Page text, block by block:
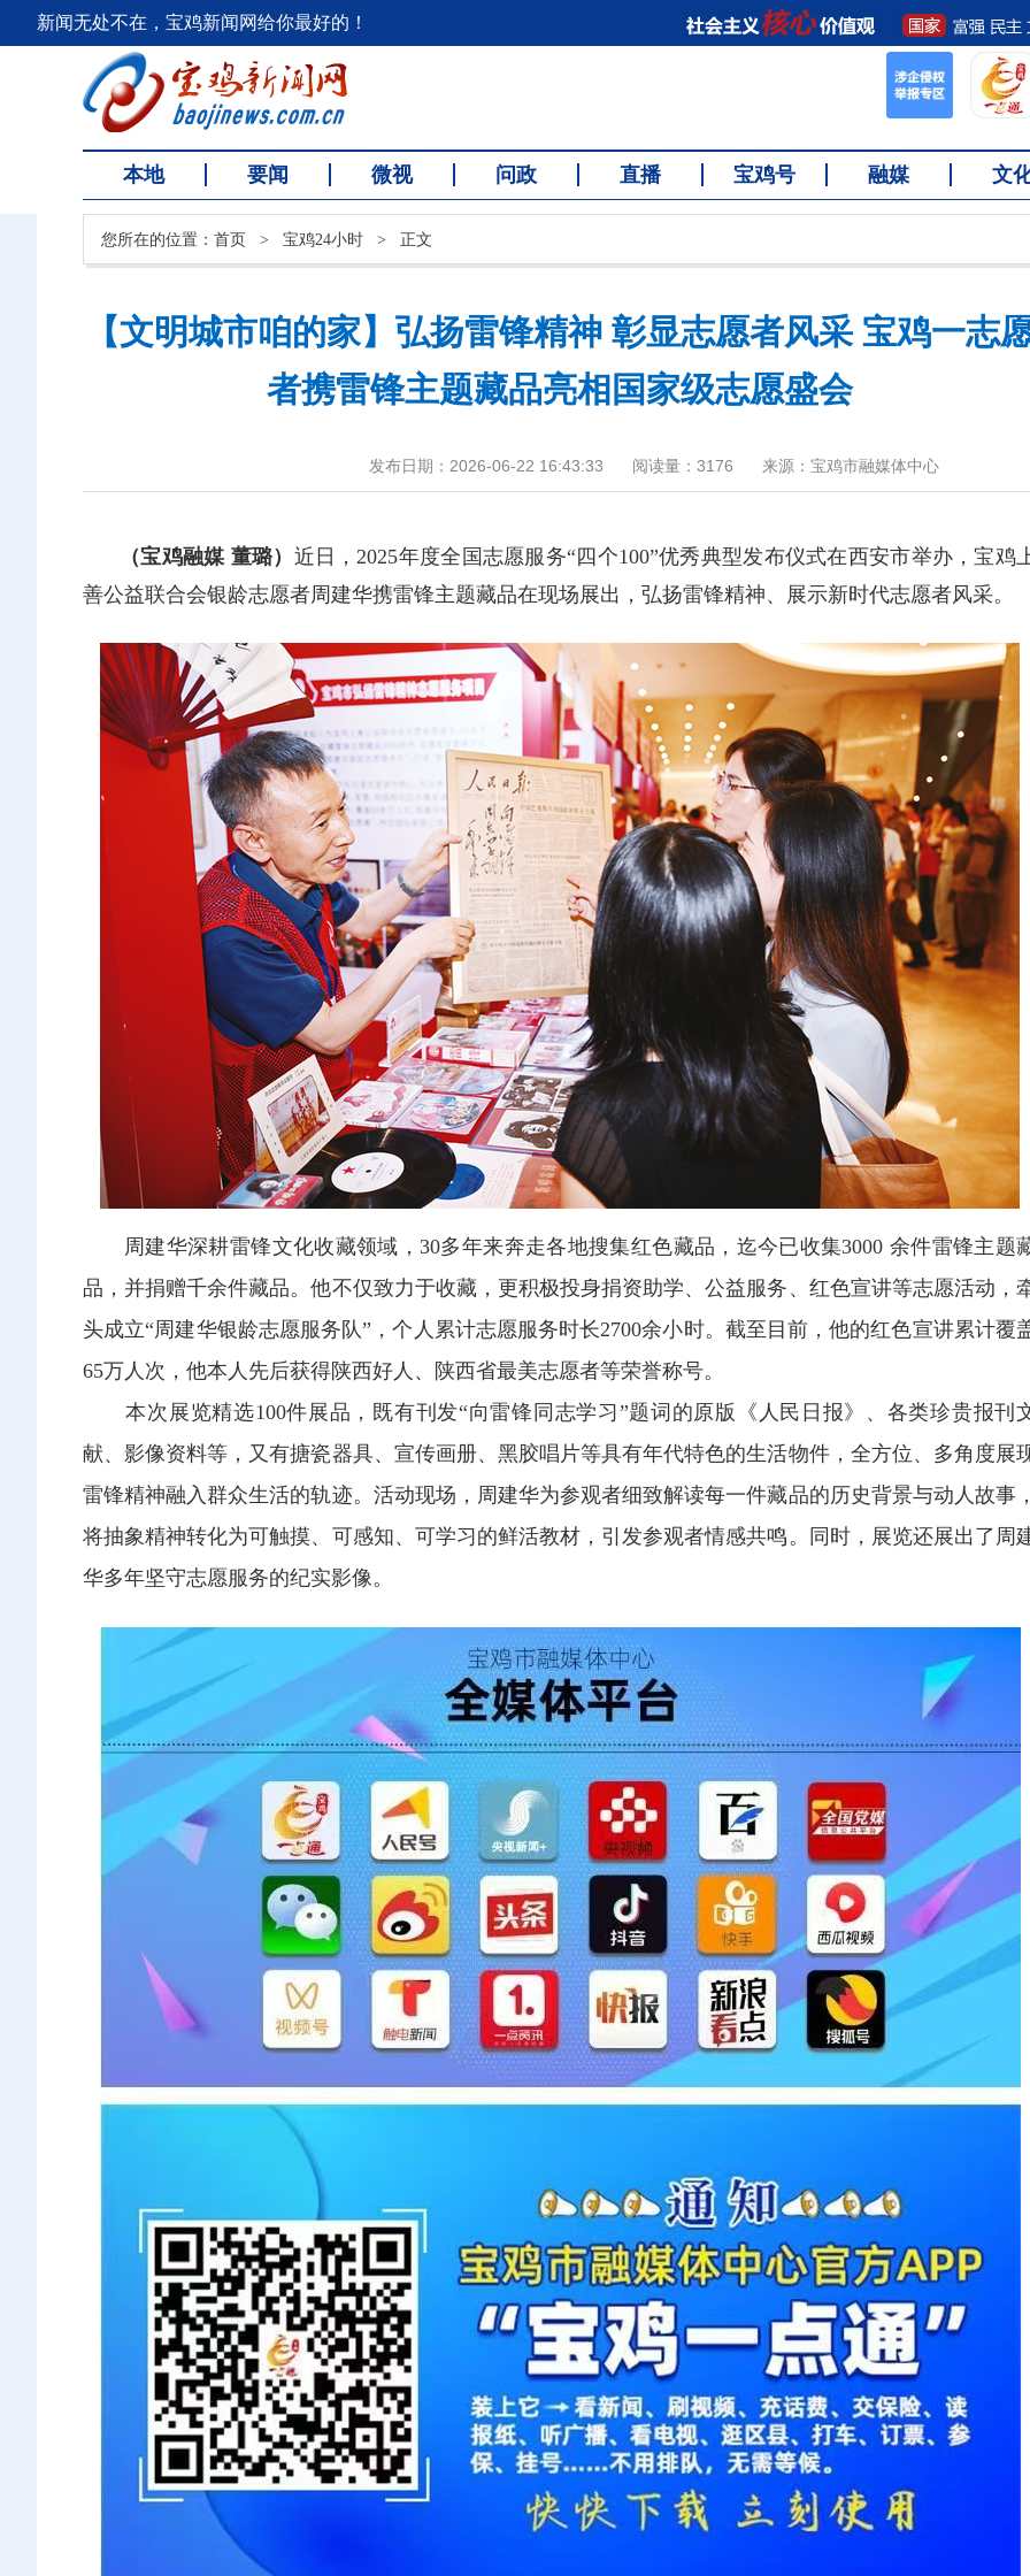
新闻无处不在，宝鸡新闻网给你最好的！
本地 要闻 微视 问政 直播 宝鸡号 融媒 文
您所在的位置： 首页 > 宝鸡24小时 > 正文
【文明城市咱的家】弘扬雷锋精神 彰显志愿者风采 宝鸡一志
者携雷锋主题藏品亮相国家级志愿盛会
发布日期：2026-06-22 16:43:33 阅读量： 3176 来源：宝鸡市融媒体中心
（宝鸡融媒 董璐） 近日，2025年度全国志愿服务“四个100”优秀典型发布仪式在西安市举办，宝鸡
善公益联合会银龄志愿者周建华携雷锋主题藏品在现场展出，弘扬雷锋精神、展示新时代志愿者风采。
周建华深耕雷锋文化收藏领域，30多年来奔走各地搜集红色藏品，迄今已收集3000 余件雷锋主题
品，并捐赠千余件藏品。他不仅致力于收藏，更积极投身捐资助学、公益服务、红色宣讲等志愿活动，
头成立“周建华银龄志愿服务队”，个人累计志愿服务时长2700余小时。截至目前，他的红色宣讲累计覆
65万人次，他本人先后获得陕西好人、陕西省最美志愿者等荣誉称号。
本次展览精选100件展品，既有刊发“向雷锋同志学习”题词的原版《人民日报》、各类珍贵报刊
献、影像资料等，又有搪瓷器具、宣传画册、黑胶唱片等具有年代特色的生活物件，全方位、多角度展
雷锋精神融入群众生活的轨迹。活动现场，周建华为参观者细致解读每一件藏品的历史背景与动人故事，
将抽象精神转化为可触摸、可感知、可学习的鲜活教材，引发参观者情感共鸣。同时，展览还展出了周
华多年坚守志愿服务的纪实影像。